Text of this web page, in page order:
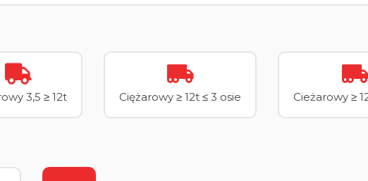
3,5 ≥ 12t Ciężarowy ≥ 12t ≤ 3 osie Cieżarowy ≥